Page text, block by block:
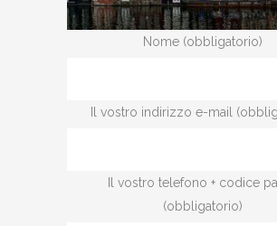
Nome (obbligatorio)
Il vostro indirizzo e-mail
Il vostro telefono + codice
(obbligatorio)